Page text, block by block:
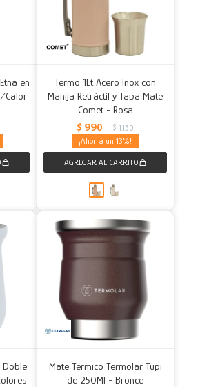
en
Calor
Termo 1Lt Acero Inox con
Manija Retráctil y Tapa Mate
Comet - Rosa
$ 990 $ 1.150
13
Doble
Mate Térmico Termolar Tupi
de 250Ml - Bronce